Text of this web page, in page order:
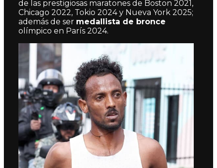
de las prestigiosas maratones de Boston 2021,
Chicago 2022, Tokio 2024 y Nueva York 2025;
además de ser medallista de bronce
olímpico en París 2024.